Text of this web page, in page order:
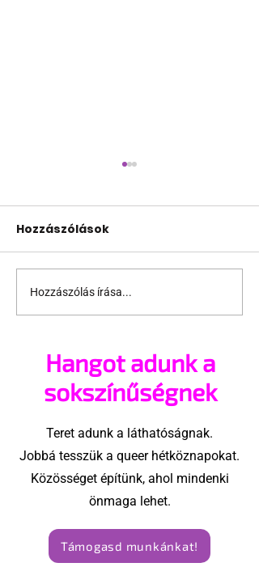
Támogathatsz és
ajánlhatsz: Te is részt
megvalósításában
Hozzászólások
Hozzászólás írása...
Hangot adunk a
sokszínűségnek
Teret adunk a láthatóságnak.
Jobbá tesszük a queer hétköznapokat.
Közösséget építünk, ahol mindenki
önmaga lehet.
Támogasd munkánkat!